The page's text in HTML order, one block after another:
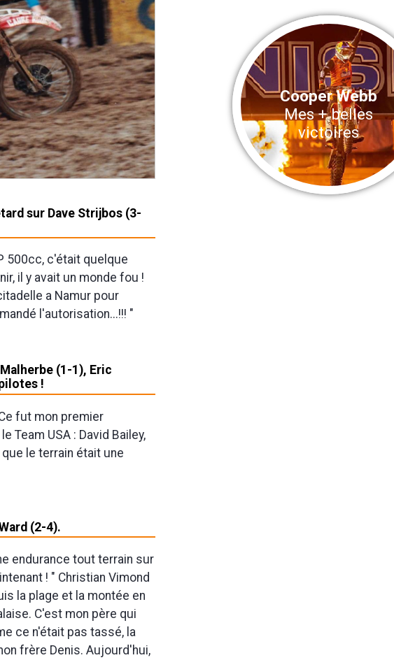
Cooper Webb
Mes + belles
victoires
sur Dave Strijbos (3-
500cc, c'était quelque
il y avait un monde fou !
a Namur pour
l'autorisation...!!! "
(1-1), Eric
!
fut mon premier
Team USA : David Bailey,
le terrain était une
(2-4).
endurance tout terrain sur
! " Christian Vimond
la plage et la montée en
C'est mon père qui
ce n'était pas tassé, la
frère Denis. Aujourd'hui,